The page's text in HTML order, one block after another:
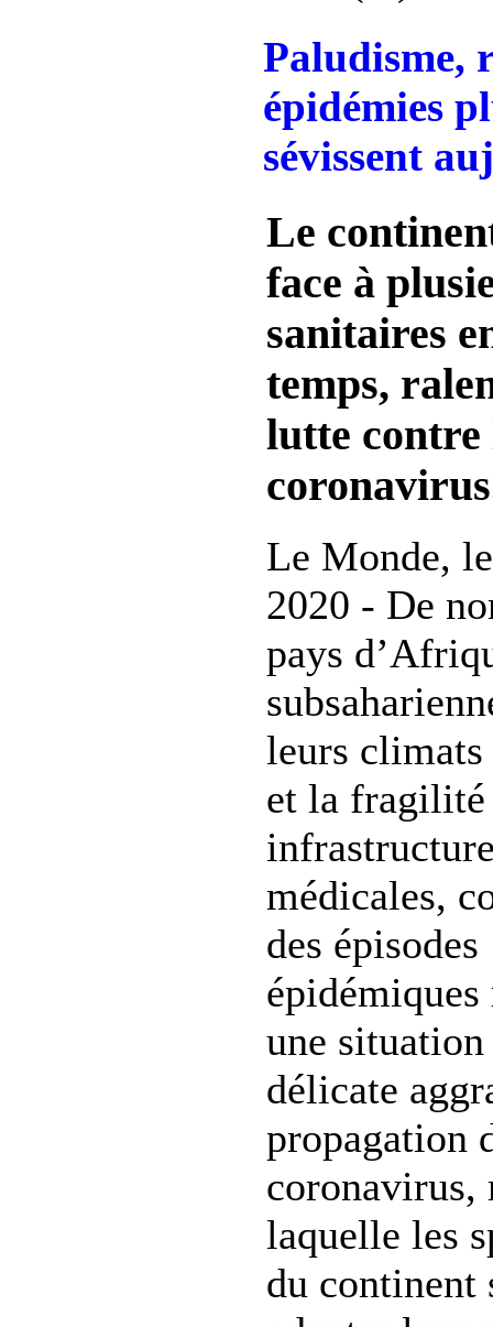
Paludisme,
épidémies
sévissent
Le
face à
sanitaires
temps,
lutte contre
Le Monde,
2020 - De
pays
leurs
et la fragilité
médicales,
des épisodes
une
délicate
propagation
coronavirus,
laquelle les
du continent